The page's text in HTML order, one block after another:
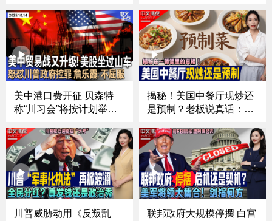
官对ICE特工下新命令｜
第三名川普政敌 前国安顾
问博尔顿遭控罪｜涉下药
侵犯多人 南加大中国留学
生被起诉《中文正点》25.
10.16
俄领空”损公众利益｜美中
贸易紧张再升级 川普内阁
指责中国经济胁迫｜出门
没带绿卡 芝加哥居民被罚
$130《中文正点》25.10.
15
美中港口费开征 贝森特
称“川习会”将按计划举行
股坐“过山车”｜加沙停火
遇挫！以色列因人质遗体
归还问题砍援助｜强硬回
应川普政府指控 詹乐霞
称“不会屈服”《中文正
点》25.10.14
揭秘！美国中餐厅现炒还
是预制？老板说真话：哪
版“预制菜”怎么定义；食
客：五分钟上菜，我就怀
疑是预制；中餐行业的预
制菜该如何区分《中文焦
点》10/16/25
川普威胁动用《反叛乱
联邦政府大规模停摆 白宫